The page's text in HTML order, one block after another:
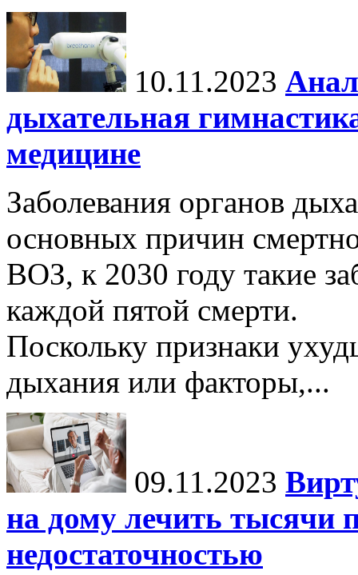
10.11.2023
дыхательная
медицине
Заболевания органов
основных причин
ВОЗ, к 2030 году такие
каждой пятой смерти.
Поскольку признаки
дыхания или факторы,...
09.11.2023
на дому лечить тысячи
недостаточностью